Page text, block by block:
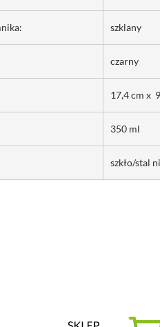
szklany
czarny
17,4 cm x
350 ml
szkło/stal